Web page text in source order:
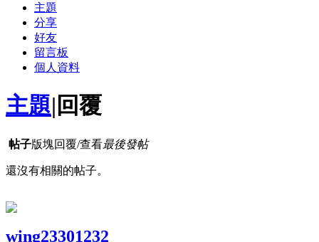
主題
分享
好友
留言板
個人資料
主題| 回覆
帖子版塊回覆/查看最後發帖
還沒有相關的帖子。
wing23301232